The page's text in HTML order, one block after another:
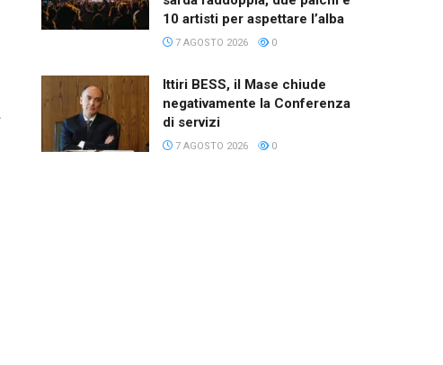
10 artisti per aspettare l’alba
7 AGOSTO 2026 0
Ittiri BESS, il Mase chiude
negativamente la Conferenza
di servizi
7 AGOSTO 2026 0